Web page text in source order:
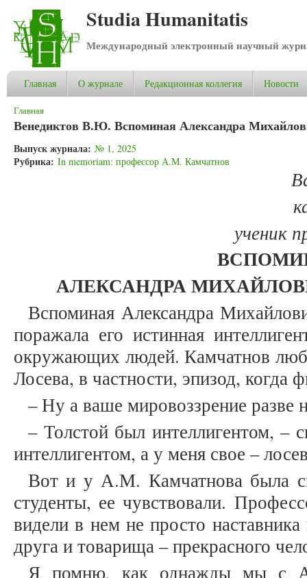
Studia Humanitatis
Международный электронный научный
Главная О журнале Редакционная коллегия Новости
Вы здесь
Главная
Венедиктов В.Ю. Вспоминая Александра
Выпуск журнала: № 1, 2025
Рубрика: In memoriam: профессор А.М. Камчатнов
ученик
АЛЕКСАНДРА
Вспоминая Александра
поражала его истинная
окружающих людей. Камчатнов
Лосева, в частности, эпизод, когда
– Ну а ваше мировоззрение разве
– Толстой был интеллигентом, –
интеллигентом, а у меня свое –
Вот и у А.М. Камчатнова была
студенты, ее чувствовали.
видели в нем не просто
друга и товарища – прекрасного
Я помню, как однажды мы с